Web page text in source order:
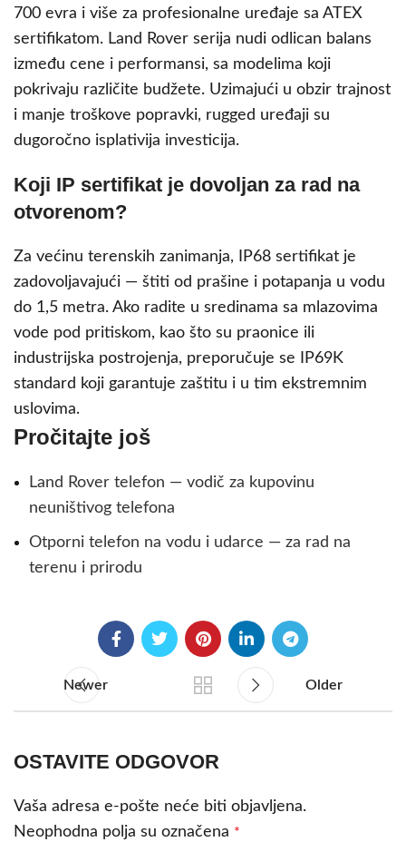
700 evra i više za profesionalne uređaje sa ATEX
sertifikatom. Land Rover serija nudi odlican balans
između cene i performansi, sa modelima koji
pokrivaju različite budžete. Uzimajući u obzir trajnost
i manje troškove popravki, rugged uređaji su
dugoročno isplativija investicija.
Koji IP sertifikat je dovoljan za rad na
otvorenom?
Za većinu terenskih zanimanja, IP68 sertifikat je
zadovoljavajući — štiti od prašine i potapanja u vodu
do 1,5 metra. Ako radite u sredinama sa mlazovima
vode pod pritiskom, kao što su praonice ili
industrijska postrojenja, preporučuje se IP69K
standard koji garantuje zaštitu i u tim ekstremnim
uslovima.
Pročitajte još
Land Rover telefon — vodič za kupovinu
neuništivog telefona
Otporni telefon na vodu i udarce — za rad na
terenu i prirodu
Newer Older
OSTAVITE ODGOVOR
Vaša adresa e-pošte neće biti objavljena.
Neophodna polja su označena *